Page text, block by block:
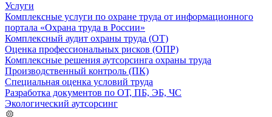
Услуги
Комплексные услуги по охране труда от информационного
портала «Охрана труда в России»
Комплексный аудит охраны труда (ОТ)
Оценка профессиональных рисков (ОПР)
Комплексные решения аутсорсинга охраны труда
Производственный контроль (ПК)
Специальная оценка условий труда
Разработка документов по ОТ, ПБ, ЭБ, ЧС
Экологический аутсорсинг